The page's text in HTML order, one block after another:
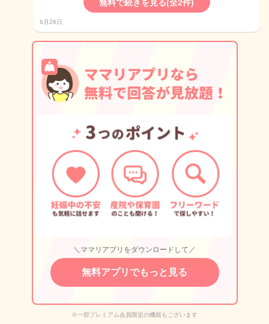
無料で続きを見る(全2件)
6月26日
＼ママリアプリをダウンロードして／
無料アプリでもっと見る
※一部プレミアム会員限定の機能もございます